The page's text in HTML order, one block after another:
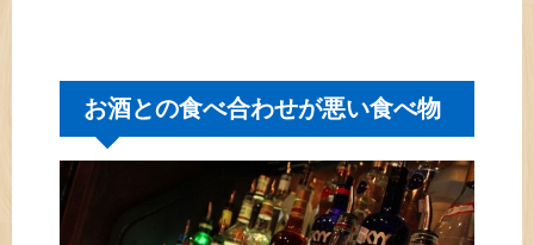
お酒との食べ合わせが悪い食べ物